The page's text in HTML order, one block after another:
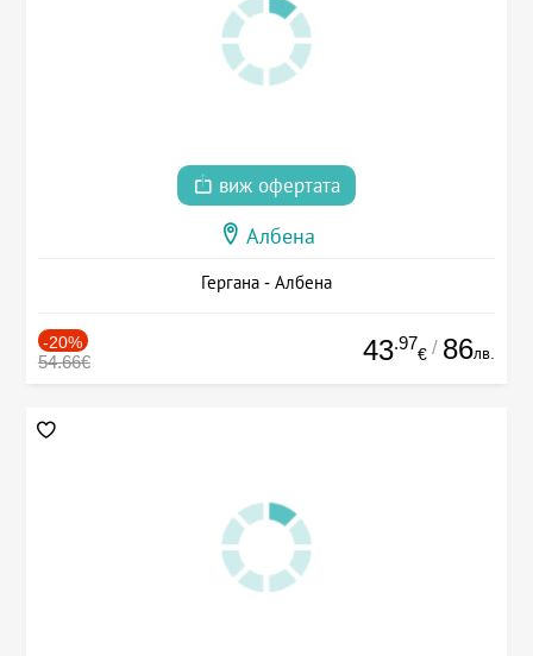
виж офертата
Албена
Гергана - Албена
-20%
54.66€ 43.97
€ / 86лв.